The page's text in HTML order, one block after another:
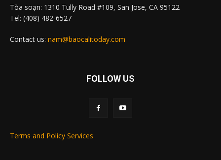
Tòa soạn: 1310 Tully Road #109, San Jose, CA 95122
Tel: (408) 482-6527
Contact us: nam@baocalitoday.com
FOLLOW US
Terms and Policy Services